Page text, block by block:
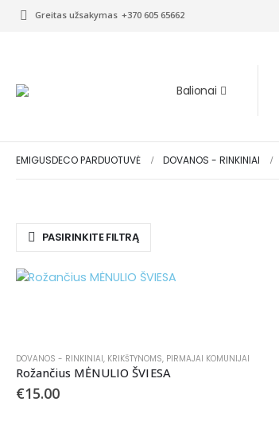
Greitas užsakymas +370 605 65662
Balionai
EMIGUSDECO PARDUOTUVĖ DOVANOS - RINKINIAI
PASIRINKITE FILTRĄ
DOVANOS - RINKINIAI, KRIKŠTYNOMS, PIRMAJAI KOMUNIJAI
Rožančius MĖNULIO ŠVIESA
€15.00